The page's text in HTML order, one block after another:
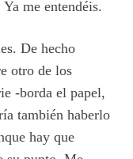
me entendéis.
De hecho
otro de los
-borda el papel,
también haberlo
hay que